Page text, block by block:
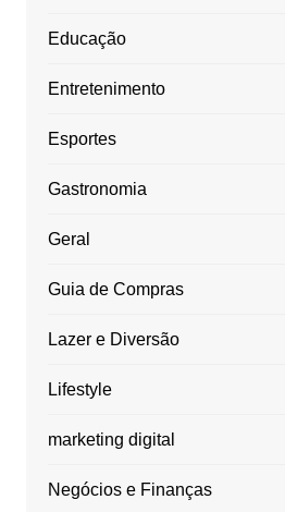
Educação
Entretenimento
Esportes
Gastronomia
Geral
Guia de Compras
Lazer e Diversão
Lifestyle
marketing digital
Negócios e Finanças